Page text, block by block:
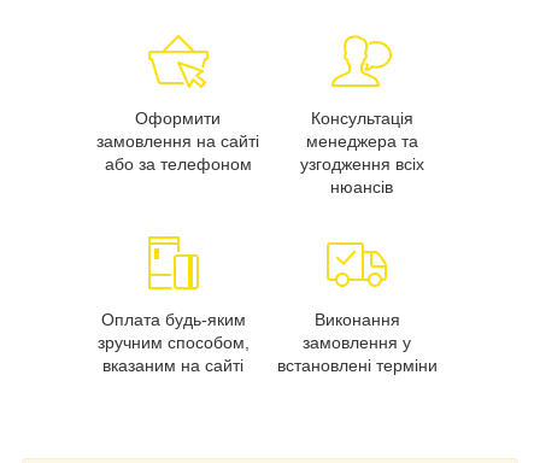
Оформити
замовлення на сайті
або за телефоном
Консультація
менеджера та
узгодження всіх
нюансів
Оплата будь-яким
зручним способом,
вказаним на сайті
Виконання
замовлення у
встановлені терміни